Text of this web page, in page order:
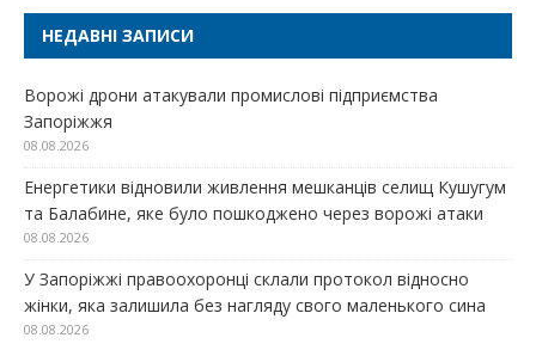
НЕДАВНІ ЗАПИСИ
Ворожі дрони атакували промислові підприємства
Запоріжжя
08.08.2026
Енергетики відновили живлення мешканців селищ Кушугум
та Балабине, яке було пошкоджено через ворожі атаки
08.08.2026
У Запоріжжі правоохоронці склали протокол відносно
жінки, яка залишила без нагляду свого маленького сина
08.08.2026